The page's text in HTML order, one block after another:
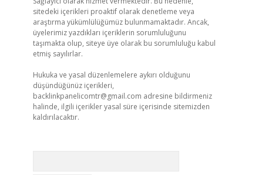
sitedeki içerikleri proaktif olarak denetleme veya
araştırma yükümlülüğümüz bulunmamaktadır. Ancak,
üyelerimiz yazdıkları içeriklerin sorumluluğunu
taşımakta olup, siteye üye olarak bu sorumluluğu kabul
etmiş sayılırlar.
Hukuka ve yasal düzenlemelere aykırı olduğunu
düşündüğünüz içerikleri,
backlinkpanelicomtr@gmail.com adresine bildirmeniz
halinde, ilgili içerikler yasal süre içerisinde sitemizden
kaldırılacaktır.